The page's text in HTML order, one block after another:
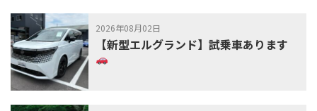
2026年08月02日
【新型エルグランド】試乗車あります